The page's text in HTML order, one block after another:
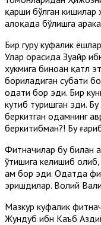
қарши бўлган кишилар
алоқада бўлишга
Бир гуруҳ куфалик
Улар орасида Зуҳайр
хукмига биноан қатл
бориладиган суҳбати
одати бор эди. Бир
кутиб туришган эди. Бу
беркитган одамнинг
беркитибман?! Бу
Фитначилар бу билан
ўтишига келишиб
ҳам бор эди. Одатда
эришдилар. Волий
Мазкур куфалик
Жундуб ибн Каъб